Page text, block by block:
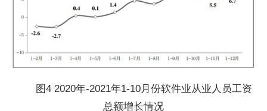
图4 2020年-2021年1-10月份软件业从业人员工资
总额增长情况